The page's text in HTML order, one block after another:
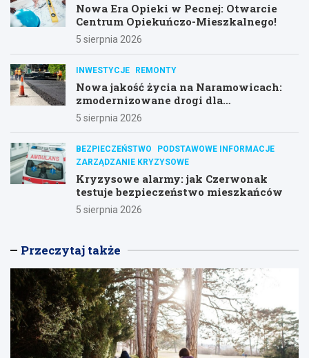
Nowa Era Opieki w Pecnej: Otwarcie
Centrum Opiekuńczo-Mieszkalnego!
5 sierpnia 2026
INWESTYCJE REMONTY
Nowa jakość życia na Naramowicach:
zmodernizowane drogi dla
mieszkańców
5 sierpnia 2026
BEZPIECZEŃSTWO
PODSTAWOWE INFORMACJE
ZARZĄDZANIE KRYZYSOWE
Kryzysowe alarmy: jak Czerwonak
testuje bezpieczeństwo mieszkańców
5 sierpnia 2026
Przeczytaj także